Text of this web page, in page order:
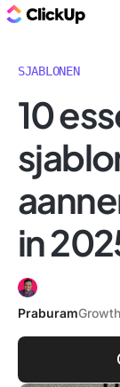
SJABLONEN
10
in
Praburam